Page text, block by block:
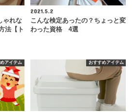
ゃれな
法【ト
2021.5.2
こんな検定あったの？ちょっと変
わった資格 4選
アイテム おすすめアイテム